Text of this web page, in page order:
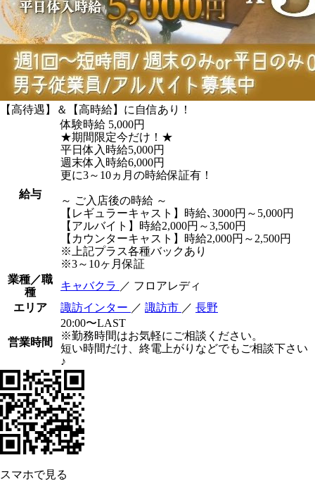
【高待遇】＆【高時給】に自信あり！
給与
体験時給 5,000円
★期間限定今だけ！★
平日体入時給5,000円
週末体入時給6,000円
更に3～10ヵ月の時給保証有！
～ ご入店後の時給 ～
【レギュラーキャスト】時給､3000円～5,000円
【アルバイト】時給2,000円～3,500円
【カウンターキャスト】時給2,000円～2,500円
※上記プラス各種バックあり
※3～10ヶ月保証
業種／職
種
キャバクラ ／ フロアレディ
エリア
諏訪インター ／ 諏訪市 ／ 長野
営業時間
20:00〜LAST
※勤務時間はお気軽にご相談ください。
短い時間だけ、終電上がりなどでもご相談下さい
♪
スマホで見る